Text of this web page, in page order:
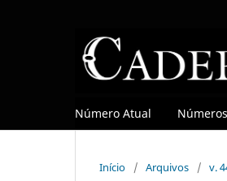
Número Atual
Início / Arquivos / v.